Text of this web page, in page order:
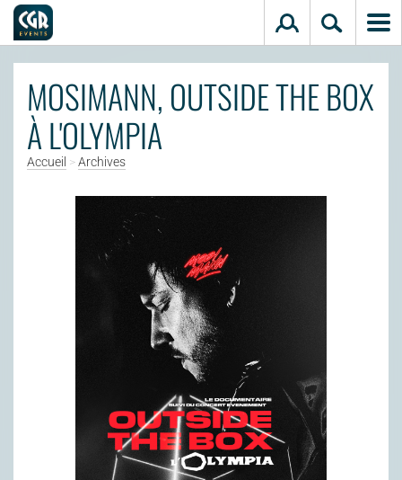
MOSIMANN, OUTSIDE THE BOX
À L'OLYMPIA
Accueil >Archives